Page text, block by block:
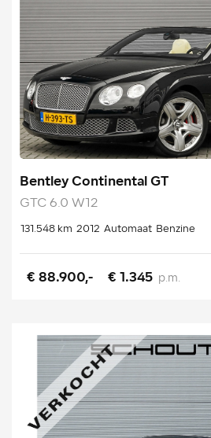
Bentley Continental GT
GTC 6.0 W12
131.548 km 2012 Automaat Benzine
€ 88.900,- € 1.345 p.m.